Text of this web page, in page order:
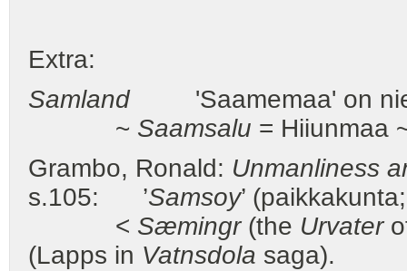
Extra:
Samland'Saamemaa' on
~ Saamsalu = Hiiunmaa
Grambo, Ronald: Unmanliness
s.105: ’Samsoy’
< Sæmingr(the Urvater
(Lapps in Vatnsdola saga).